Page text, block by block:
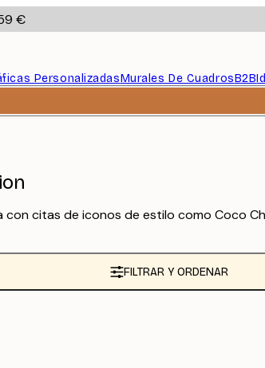
€
PersonalizadasMurales De CuadrosB2B
citas de iconos de estilo como Coco
FILTRAR Y ORDENAR